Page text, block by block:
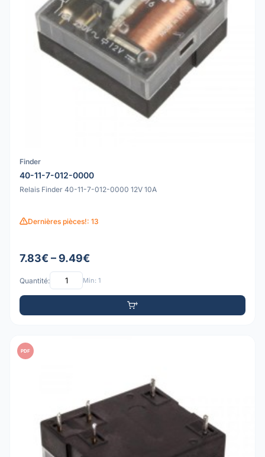
Finder
40-11-7-012-0000
Relais Finder 40-11-7-012-0000 12V 10A
Dernières pièces!: 13
7.83€ – 9.49€
Quantité: Min: 1
PDF